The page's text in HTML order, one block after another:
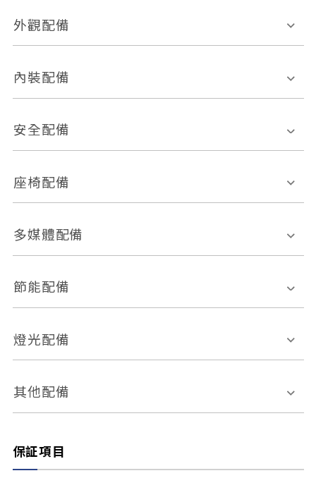
外觀配備
電動天窗
後視鏡方向指示燈
內裝配備
多功能方向盤
恆溫空調
安全配備
前座正面氣囊
ABS防鎖死
車道偏離警示
自動停車系統 盲點偵測系統
倒車雷達
座椅配備
皮椅
無
有
多媒體配備
外部音源接入
節能配備
引擎啟閉系統
燈光配備
感應頭燈
頭燈光源
其他配備
保証項目